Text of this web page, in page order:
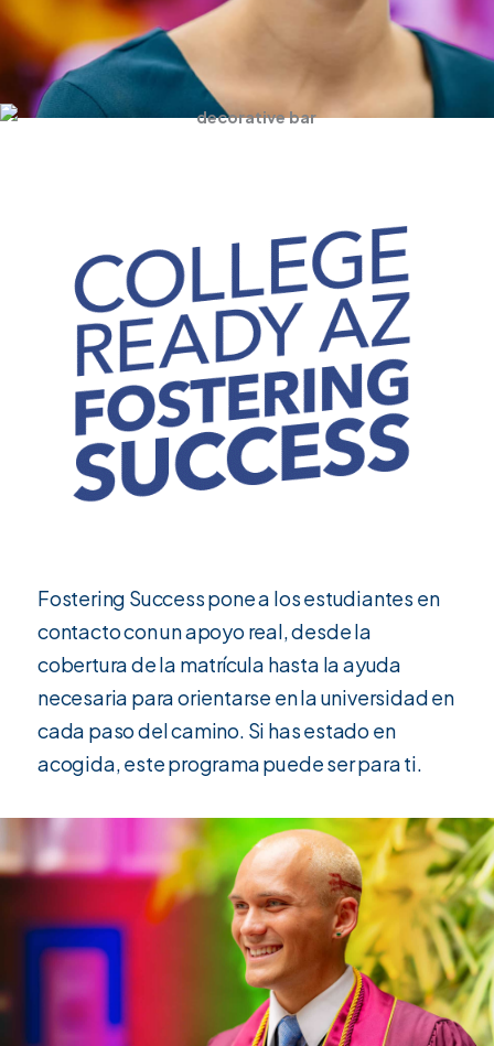
Fostering Success pone a los estudiantes en
contacto con un apoyo real, desde la
cobertura de la matrícula hasta la ayuda
necesaria para orientarse en la universidad en
cada paso del camino. Si has estado en
acogida, este programa puede ser para ti.